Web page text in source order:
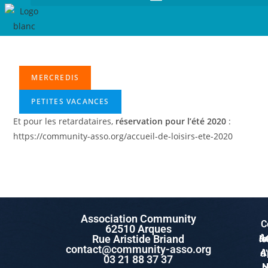
MERCREDIS
PETITES VACANCES
Et pour les retardataires, réservation pour l’été 2020 :
https://community-asso.org/accueil-de-loisirs-ete-2020
Association Community
62510 Arques
Rue Aristide Briand
contact@community-asso.org
03 21 88 37 37